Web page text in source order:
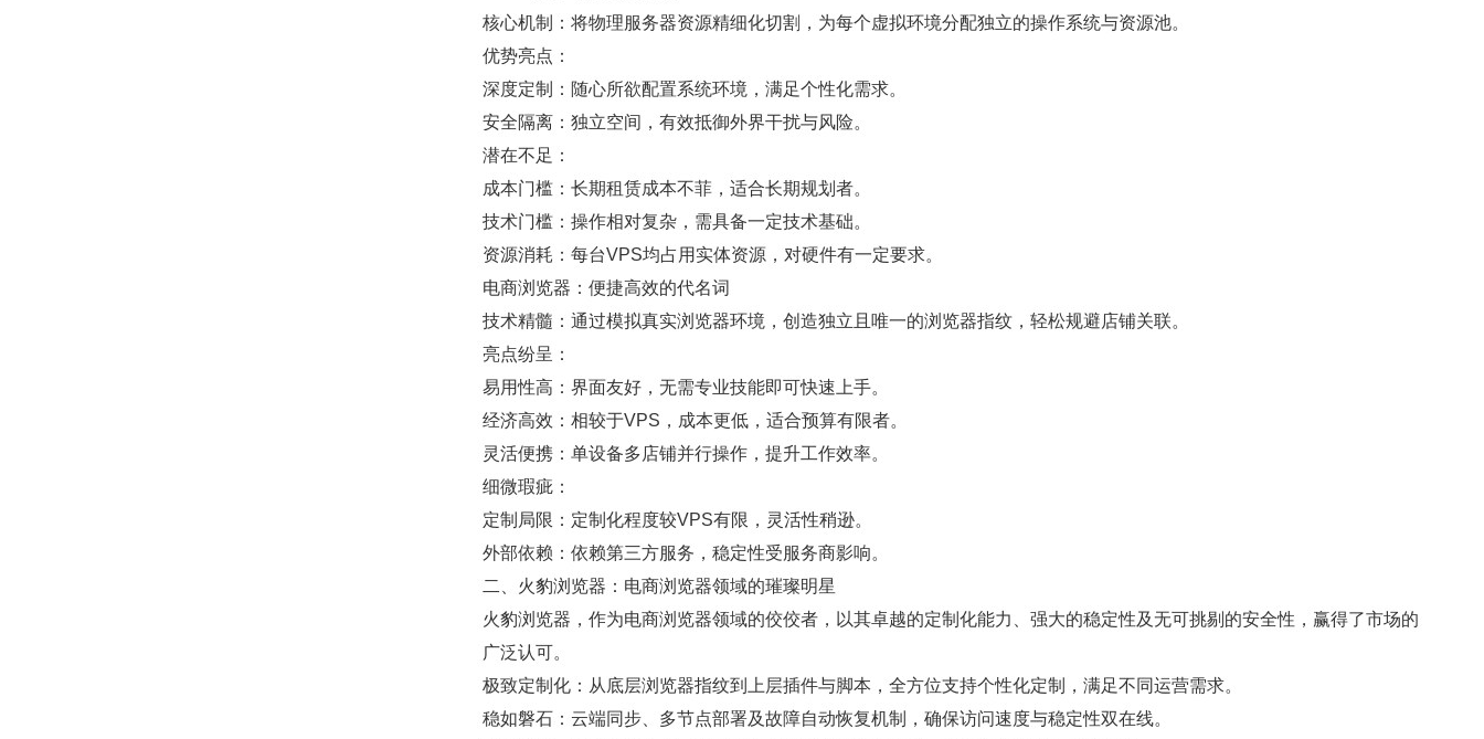
核心机制：将物理服务器资源精细化切割，为每个虚拟环境分配独立的操作系统与资源池。
优势亮点：
深度定制：随心所欲配置系统环境，满足个性化需求。
安全隔离：独立空间，有效抵御外界干扰与风险。
潜在不足：
成本门槛：长期租赁成本不菲，适合长期规划者。
技术门槛：操作相对复杂，需具备一定技术基础。
资源消耗：每台VPS均占用实体资源，对硬件有一定要求。
电商浏览器：便捷高效的代名词
技术精髓：通过模拟真实浏览器环境，创造独立且唯一的浏览器指纹，轻松规避店铺关联。
亮点纷呈：
易用性高：界面友好，无需专业技能即可快速上手。
经济高效：相较于VPS，成本更低，适合预算有限者。
灵活便携：单设备多店铺并行操作，提升工作效率。
细微瑕疵：
定制局限：定制化程度较VPS有限，灵活性稍逊。
外部依赖：依赖第三方服务，稳定性受服务商影响。
二、火豹浏览器：电商浏览器领域的璀璨明星
火豹浏览器，作为电商浏览器领域的佼佼者，以其卓越的定制化能力、强大的稳定性及无可挑剔的安全性，赢得了市场的
广泛认可。
极致定制化：从底层浏览器指纹到上层插件与脚本，全方位支持个性化定制，满足不同运营需求。
稳如磐石：云端同步、多节点部署及故障自动恢复机制，确保访问速度与稳定性双在线。